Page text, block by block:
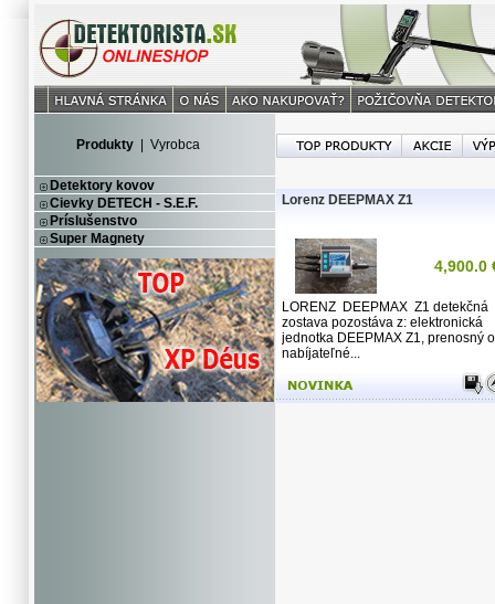
Produkty Vyrobca
Detektory kovov
Cievky DETECH - S.E.F.
Príslušenstvo
Super Magnety
Lorenz DEEPMAX Z1
4,900.0
LORENZ DEEPMAX Z1 detekčná
zostava pozostáva z: elektronická
jednotka DEEPMAX Z1, prenosný
nabíjateľné...